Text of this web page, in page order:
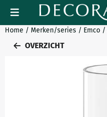
Cookievoorkeuren zijn
Home / Merken/series / Emco /
OVERZICHT